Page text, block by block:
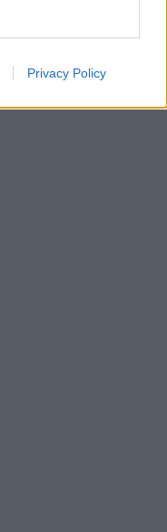
Privacy Policy